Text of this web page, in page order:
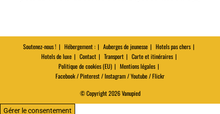
Soutenez-nous ! Hébergement : Auberges de jeunesse
Hotels pas chers
Hotels de luxe
Contact Transport
Carte et itinéraires
Politique de cookies (EU)
Mentions légales
Facebook / Pinterest / Instagram / Youtube / Flickr
© Copyright 2026 Vanupied
Gérer le consentement